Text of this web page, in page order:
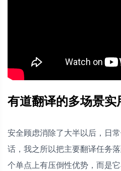
有道翻译的多场景实
安全顾虑消除了大半以后，日
话，我之所以把主要翻译任务
个单点上有压倒性优势，而是